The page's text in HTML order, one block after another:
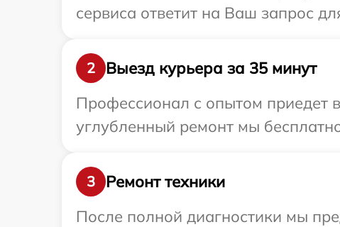
сервиса ответит на Ваш запрос
2
Выезд курьера за 35 минут
Профессионал с опытом приедет
углубленный ремонт мы
3
Ремонт техники
После полной диагностики мы